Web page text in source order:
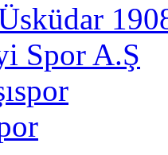
Spor A.Ş